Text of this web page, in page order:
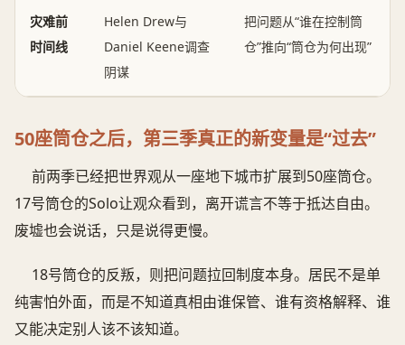
灾难前
时间线
Helen Drew与
Daniel Keene调查
阴谋
把问题从“谁在控制筒
仓”推向“筒仓为何出现”
50座筒仓之后，第三季真正的新变量是“过去”
前两季已经把世界观从一座地下城市扩展到50座筒仓。
17号筒仓的Solo让观众看到，离开谎言不等于抵达自由。
废墟也会说话，只是说得更慢。
18号筒仓的反叛，则把问题拉回制度本身。居民不是单
纯害怕外面，而是不知道真相由谁保管、谁有资格解释、谁
又能决定别人该不该知道。